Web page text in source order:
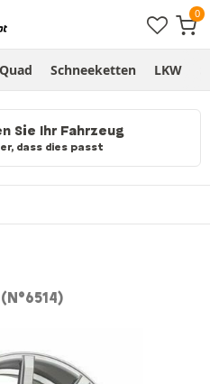
Quad Schneeketten LKW
Sie Ihr Fahrzeug
dass dies passt
(N°6514)